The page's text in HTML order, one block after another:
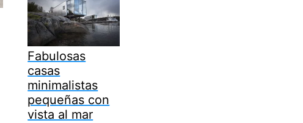
Fabulosas
casas
minimalistas
pequeñas con
vista al mar